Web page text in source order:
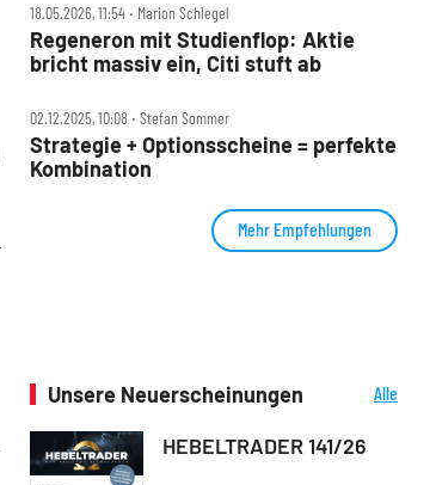
18.05.2026, 11:54 ‧ Marion Schlegel
Regeneron mit Studienflop: Aktie
bricht massiv ein, Citi stuft ab
02.12.2025, 10:08 ‧ Stefan Sommer
Strategie + Optionsscheine = perfekte
Kombination
Mehr Empfehlungen
Unsere Neuerscheinungen
Alle
HEBELTRADER 141/26